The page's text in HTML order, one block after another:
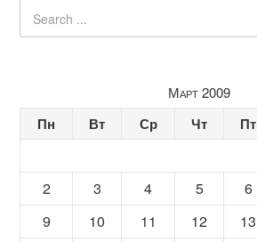
Март 2009
Пн Вт Ср Чт Пт
2
3 4 5 6
9
10 11 12 13